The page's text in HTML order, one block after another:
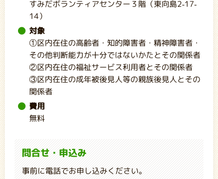
すみだボランティアセンター３階（東向島2-17-
14）
対象
①区内在住の高齢者・知的障害者・精神障害者・
その他判断能力が十分ではないかたとその関係者
②区内在住の福祉サービス利用者とその関係者
③区内在住の成年被後見人等の親族後見人とその
関係者
費用
無料
問合せ・申込み
事前に電話でお申し込みください。